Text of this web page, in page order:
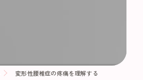
変形性腰椎症の疼痛を理解する